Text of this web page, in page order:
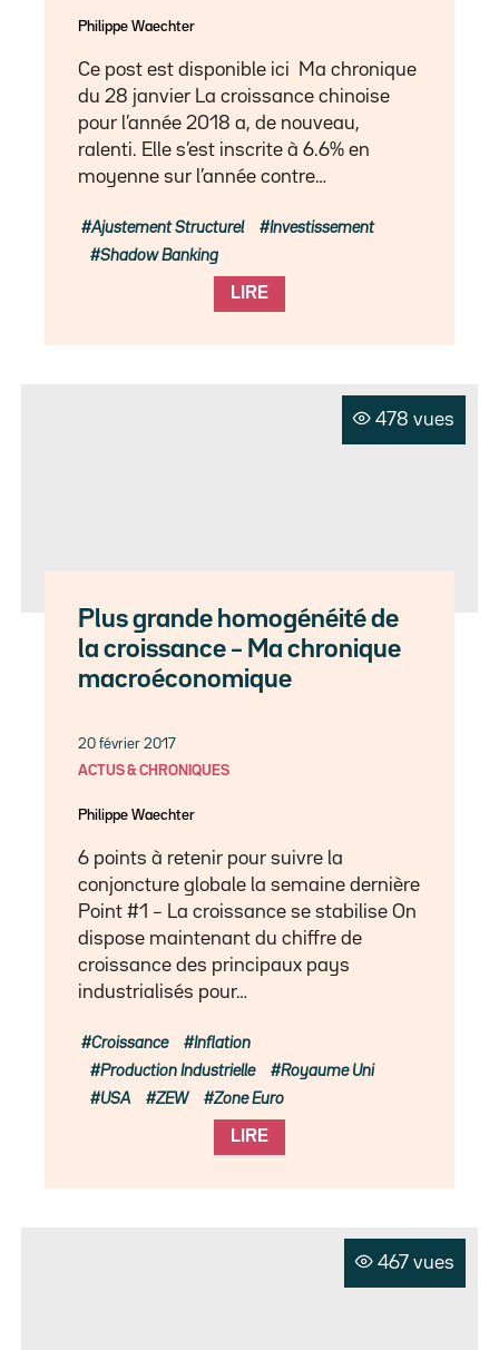
Philippe Waechter
Ce post est disponible ici Ma chronique
du 28 janvier La croissance chinoise
pour l’année 2018 a, de nouveau,
ralenti. Elle s’est inscrite à 6.6% en
moyenne sur l’année contre…
LIRE
Ajustement Structurel
Investissement
Shadow Banking
478 vues
Plus grande homogénéité de
la croissance – Ma chronique
macroéconomique
20 février 2017
ACTUS & CHRONIQUES
Philippe Waechter
6 points à retenir pour suivre la
conjoncture globale la semaine dernière
Point #1 – La croissance se stabilise On
dispose maintenant du chiffre de
croissance des principaux pays
industrialisés pour…
LIRE
Croissance
Inflation
Production Industrielle
Royaume Uni
USA
ZEW Zone Euro
467 vues